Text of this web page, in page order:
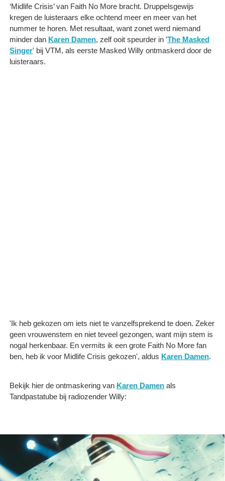
‘Midlife Crisis’ van Faith No More bracht. Druppelsgewijs
kregen de luisteraars elke ochtend meer en meer van het
nummer te horen. Met resultaat, want zonet werd niemand
minder dan Karen Damen, zelf ooit speurder in 'The Masked
Singer' bij VTM, als eerste Masked Willy ontmaskerd door de
luisteraars.
'Ik heb gekozen om iets niet te vanzelfsprekend te doen. Zeker
geen vrouwenstem en niet teveel gezongen, want mijn stem is
nogal herkenbaar. En vermits ik een grote Faith No More fan
ben, heb ik voor Midlife Crisis gekozen', aldus Karen Damen.
Bekijk hier de ontmaskering van Karen Damen als
Tandpastatube bij radiozender Willy: